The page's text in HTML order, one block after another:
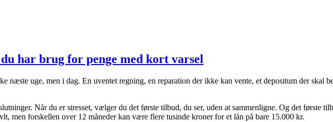
har brug for penge med kort varsel
næste uge, men i dag. En uventet regning, en reparation der ikke kan vente, et depositum der skal
Når du er stresset, vælger du det første tilbud, du ser, uden at sammenligne. Og det første
men forskellen over 12 måneder kan være flere tusinde kroner for et lån på bare 15.000 kr.